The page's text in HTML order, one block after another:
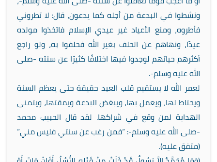
ونشطوا في البدعة من أجله كما يدعون، قال: لا تطروني
فأطروه، ومنع الأعياد غير عيدي الإسلام فاتخذوا مولده
عيدًا، ونهاهم عن الحلف بغير الله فحلفوا به، ولو راجع
أكثرهم حياتهم لوجدوا فيها اختلافًا كثيرًا عن سنته -صلى
الله عليه وسلم-.
لعمر الله لا يستقيم قلب العبد حقيقة حتى يعظم السنة
ويحتاط لها، ويعمل بها، ويبغض البدعة ويمقتها، ويتمنى
الهداية لمن وقع في شراكها. لقد قال الحبيب محمد
-صلى الله عليه وسلم-: “فمن رغب عن سنتي فليس مني”
(متفق عليه).